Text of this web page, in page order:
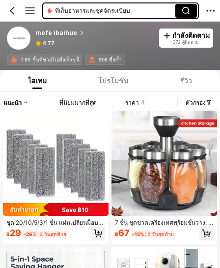
ที่เก็บอาหารและชุดจัดระเบียบ
mofe ibaihuo
4.77
กำลังติดตาม
372 ผู้ติดตาม
7.8K ชิ้นที่ขายไปเมื่อเร็วๆ นี้ 908 ซื้อซ้ำ
ไอเทม โปรโมชั่น รีวิว
แนะนำ ที่นิยมมากที่สุด ราคา ตัวกรอง
Save ฿10
ชุด 20/10/5/3/1 ชิ้น แผ่นเปลี่ยนม็อบไ
ฟเบอร์ละเอียดพิเศษ แผ่นเติมม็อบที่ใช้
ซ้ำได้และซักได้ แผ่นม็อบพื้นเรียบ ซึมซั
หญ่และม็อบซ่อน อุปกรณ์ทำความสะอา
ด วัสดุทำความสะอาด สิ่งจำเป็นสำหรับ
อพาร์ตเมนต์
฿29 -26% 2 วันสุดท้าย
7 ชิ้น ชุดขวดเครื่องเทศพร้อมชั้นวาง, ข
วดเก็บแก้ว, ภาชนะใส่เครื่องปรุงแก้วห
มุนได้สำหรับเกลือ, พริกไทย, น้ำตาล, ที่
฿67 -15% 2 วันสุดท้าย